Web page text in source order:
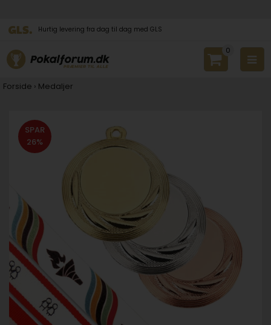
Hurtig levering fra dag til dag med GLS
0
Forside › Medaljer
SPAR
26%